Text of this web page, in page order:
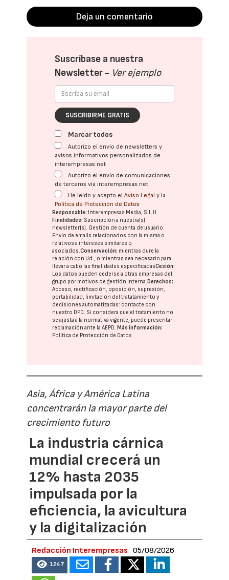
Deja un comentario
Suscríbase a nuestra
Newsletter - Ver ejemplo
SUSCRIBIRME GRATIS
Marcar todos
Autorizo el envío de newsletters y
avisos informativos personalizados de
interempresas.net
Autorizo el envío de comunicaciones
de terceros vía interempresas.net
He leído y acepto elAviso Legal y la
Política de Protección de Datos
Responsable: Interempresas Media, S.L.U.
Finalidades: Suscripción a nuestra(s)
newsletter(s). Gestión de cuenta de usuario.
Envío de emails relacionados con la misma o
relativos a intereses similares o
asociados.Conservación: mientras dure la
relación con Ud., o mientras sea necesario para
llevar a cabo las finalidades especificadasCesión:
Los datos pueden cederse a otras empresas del
grupo por motivos de gestión interna.Derechos:
Acceso, rectificación, oposición, supresión,
portabilidad, limitación del tratatamiento y
decisiones automatizadas: contacte con
nuestro DPD. Si considera que el tratamiento no
se ajusta a la normativa vigente, puede presentar
reclamación ante laAEPD.Más información:
Política de Protección de Datos
Asia, África y América Latina
concentrarán la mayor parte del
crecimiento futuro
La industria cárnica
mundial crecerá un
12% hasta 2035
impulsada por la
eficiencia, la avicultura
y la digitalización
Redacción Interempresas 05/08/2026
1247